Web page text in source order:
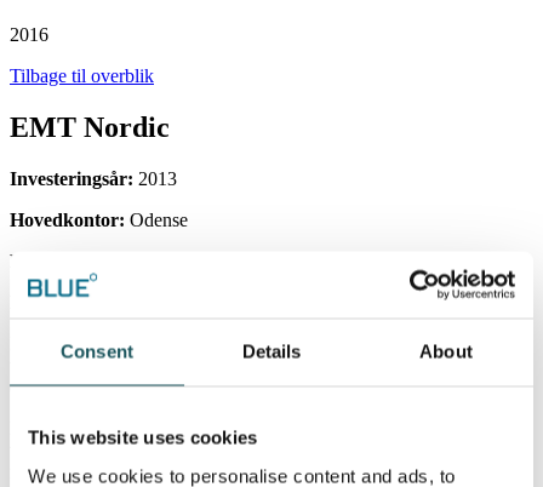
Consent Details About
This website uses cookies
We use cookies to personalise content and ads, to
2016
Tilbage til overblik
EMT Nordic
Investeringsår: 2013
Hovedkontor: Odense
Ejerskab:
Fond:SE Blue Equity I
EMT Nordic udvikler og sælger energistyringssoftware og løsninger
til måling, validering og benchmarking af forbrugsdata, særligt til
energi- og miljøområdet.
EMT Nordic’s produkter sælges til forsyningsvirksomheder, private
virksomheder og offentlige myndigheder til håndtering af centrale
forretningsprocesser i tilknytning til energi- og miljødata.